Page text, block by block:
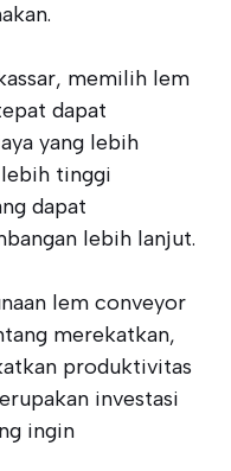
memilih lem
dapat
yang lebih
tinggi
dapat
lebih lanjut.
lem conveyor
merekatkan,
produktivitas
investasi
ingin